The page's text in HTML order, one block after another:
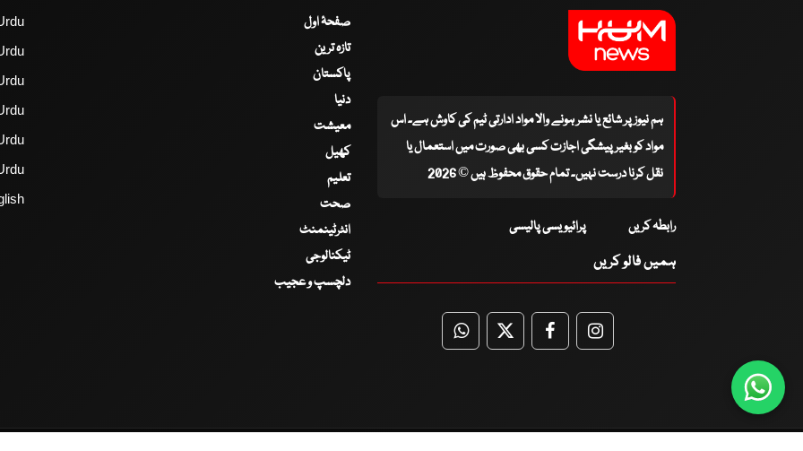
ہم نیوز پر شائع یا نشر ہونے والا مواد ادارتی ٹیم کی کاوش ہے۔ اس
مواد کو بغیر پیشگی اجازت کسی بھی صورت میں استعمال یا
نقل کرنا درست نہیں۔ تمام حقوق محفوظ ہیں © 2026
رابطہ کریں پرائیویسی پالیسی
ہمیں فالو کریں
WhatsApp
TwitterFacebookFacebook
صفحۂ اول
تازہ ترین
پاکستان
دنیا
معیشت
کھیل
تعلیم
صحت
انٹرٹینمنٹ
ٹیکنالوجی
دلچسپ و عجیب